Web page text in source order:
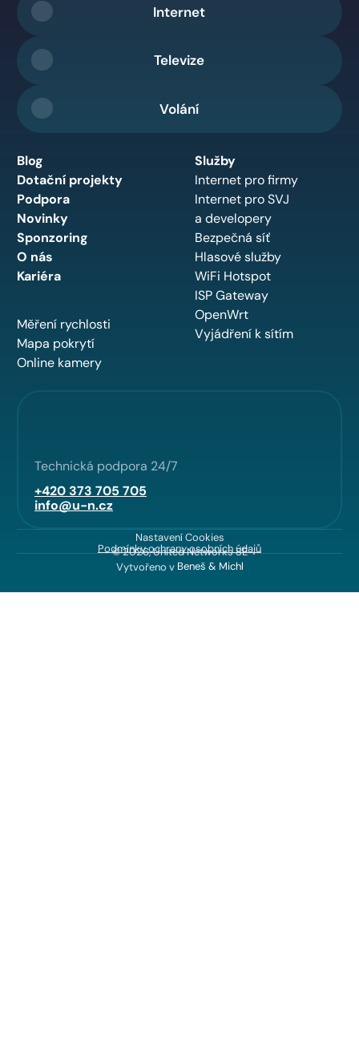
Internet
Televize
Volání
Blog
Dotační projekty
Podpora
Novinky
Sponzoring
O nás
Kariéra
Měření rychlosti
Mapa pokrytí
Online kamery
Služby
Internet pro firmy
Internet pro SVJ
a developery
Bezpečná síť
Hlasové služby
WiFi Hotspot
ISP Gateway
OpenWrt
Vyjádření k sítím
Technická podpora 24/7
+420 373 705 705
info@u-n.cz
Nastavení Cookies
Podmínky ochrany osobních údajů
© 2026, United Networks SE
Vytvořeno v Beneš & Michl